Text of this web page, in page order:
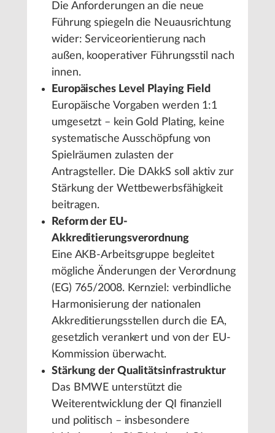
Die Anforderungen an die neue
Führung spiegeln die Neuausrichtung
wider: Serviceorientierung nach
außen, kooperativer Führungsstil nach
innen.
Europäisches Level Playing Field
Europäische Vorgaben werden 1:1
umgesetzt – kein Gold Plating, keine
systematische Ausschöpfung von
Spielräumen zulasten der
Antragsteller. Die DAkkS soll aktiv zur
Stärkung der Wettbewerbsfähigkeit
beitragen.
Reform der EU-
Akkreditierungsverordnung
Eine AKB-Arbeitsgruppe begleitet
mögliche Änderungen der Verordnung
(EG) 765/2008. Kernziel: verbindliche
Harmonisierung der nationalen
Akkreditierungsstellen durch die EA,
gesetzlich verankert und von der EU-
Kommission überwacht.
Stärkung der Qualitätsinfrastruktur
Das BMWE unterstützt die
Weiterentwicklung der QI finanziell
und politisch – insbesondere